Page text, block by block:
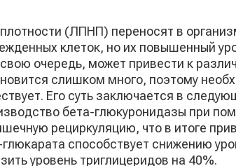
(ЛПНП) переносят в
клеток, но их повышенный
очередь, может привести к
слишком много, поэтому
Его суть заключается в
бета-глюкуронидазы при
рециркуляцию, что в итоге
способствует снижению
уровень триглицеридов на 40%.